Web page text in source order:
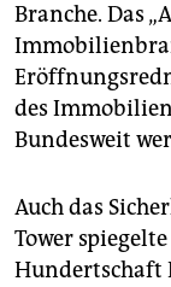
Branche. Das
des
Bundesweit
Auch das
Tower
Hundertschaft